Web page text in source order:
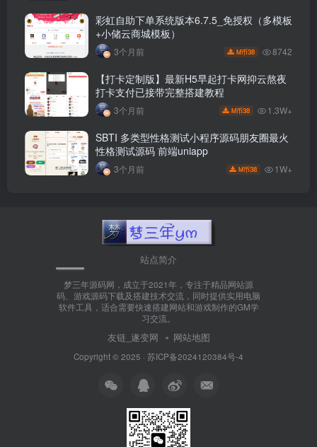
彩虹自助下单系统版本6.7.5_免授权（多模板
+小储云商城模板）
3个月前 M币38 8742
【打卡定制版】最新H5早起打卡网抑云熬夜
打卡支付已接带完整搭建教程
3个月前 M币38 1.3W+
SBTI 多类型性格测试小程序源码朋友圈最火
性格测试源码 前端uniapp
3个月前 M币38 1W+
站点简介
梦三年源码网，成立于2021年，专注于精品网站源
码、游戏源码下载及搭建技术交流，同时提供实用电脑
软件工具，适合需要快速搭建网站和游戏制作的GM学
习交流。
友链_遂变网 网站地图
Copyright © 2025 · 苏ICP备2024120384号-4